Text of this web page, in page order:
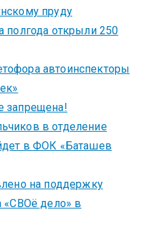
пруду
полгода открыли 250
автоинспекторы
запрещена!
в отделение
в ФОК «Баташев
на поддержку
«СВОё дело» в